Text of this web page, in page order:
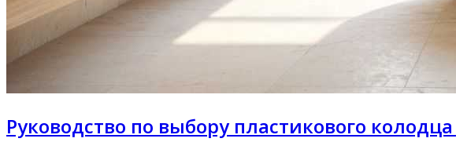
Руководство по выбору пластикового